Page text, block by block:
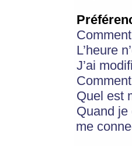
L’heure
J’ai
Quel est
Quand je
me